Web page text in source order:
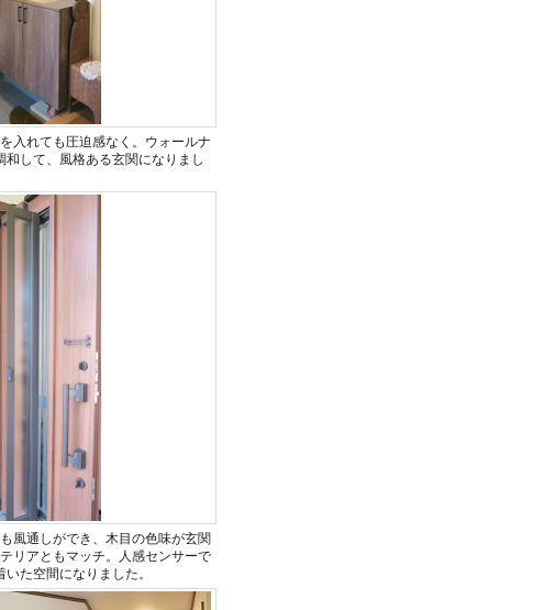
入れても圧迫感なく。ウォールナ
して、風格ある玄関になりまし
風通しができ、木目の色味が玄関
リアともマッチ。人感センサーで
た空間になりました。